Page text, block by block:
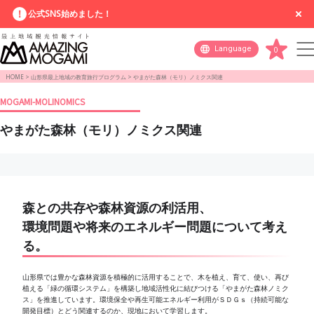
公式SNS始めました！
Language 0
HOME > 山形県最上地域の教育旅行プログラム > やまがた森林（モリ）ノミクス関連
MOGAMI-MOLINOMICS
やまがた森林（モリ）ノミクス関連
森との共存や森林資源の利活用、
環境問題や将来のエネルギー問題について考え
る。
山形県では豊かな森林資源を積極的に活用することで、木を植え、育て、使い、再び
植える「緑の循環システム」を構築し地域活性化に結びつける「やまがた森林ノミク
ス」を推進しています。環境保全や再生可能エネルギー利用がＳＤＧｓ（持続可能な
開発目標）とどう関連するのか、現地において学習します。